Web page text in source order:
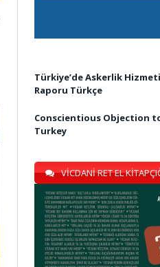
Türkiye’de Askerlik
Raporu Türkçe
Conscientious Objection
Turkey
VİCDANİ RET EL